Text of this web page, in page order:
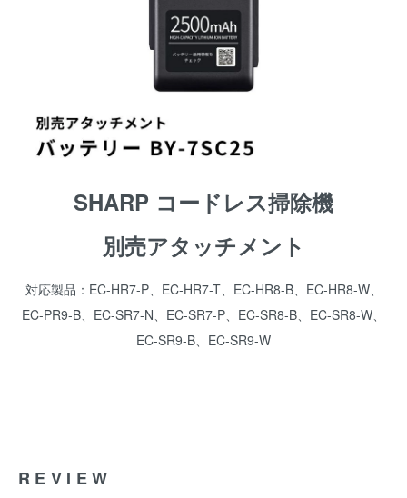
SHARP コードレス掃除機
別売アタッチメント
対応製品：EC-HR7-P、EC-HR7-T、EC-HR8-B、EC-HR8-W、
EC-PR9-B、EC-SR7-N、EC-SR7-P、EC-SR8-B、EC-SR8-W、
EC-SR9-B、EC-SR9-W
REVIEW